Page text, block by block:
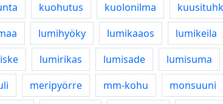
kuohutus kuolonilma
lumihyöky lumikaaos lumikeila
lumirikas lumisade lumisuma
meripyörre mm-kohu monsuuni